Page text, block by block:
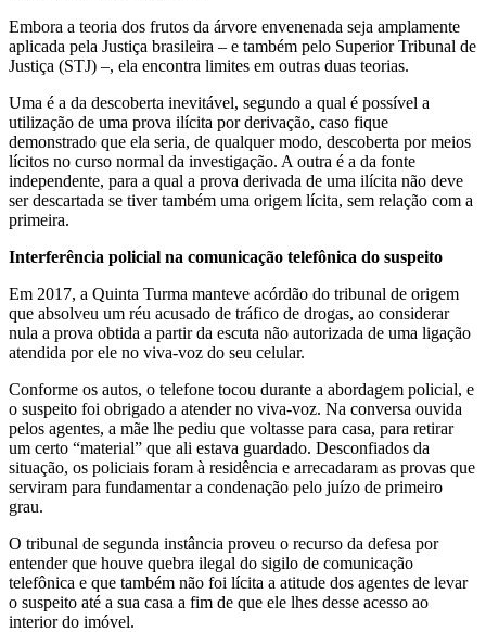
Embora a teoria dos frutos da árvore envenenada seja amplamente
aplicada pela Justiça brasileira – e também pelo Superior Tribunal de
Justiça (STJ) –, ela encontra limites em outras duas teorias.
Uma é a da descoberta inevitável, segundo a qual é possível a
utilização de uma prova ilícita por derivação, caso fique
demonstrado que ela seria, de qualquer modo, descoberta por meios
lícitos no curso normal da investigação. A outra é a da fonte
independente, para a qual a prova derivada de uma ilícita não deve
ser descartada se tiver também uma origem lícita, sem relação com a
primeira.
Interferência policial na comunicação telefônica do suspeito
Em 2017, a Quinta Turma manteve acórdão do tribunal de origem
que absolveu um réu acusado de tráfico de drogas, ao considerar
nula a prova obtida a partir da escuta não autorizada de uma ligação
atendida por ele no viva-voz do seu celular.
Conforme os autos, o telefone tocou durante a abordagem policial, e
o suspeito foi obrigado a atender no viva-voz. Na conversa ouvida
pelos agentes, a mãe lhe pediu que voltasse para casa, para retirar
um certo “material” que ali estava guardado. Desconfiados da
situação, os policiais foram à residência e arrecadaram as provas que
serviram para fundamentar a condenação pelo juízo de primeiro
grau.
O tribunal de segunda instância proveu o recurso da defesa por
entender que houve quebra ilegal do sigilo de comunicação
telefônica e que também não foi lícita a atitude dos agentes de levar
o suspeito até a sua casa a fim de que ele lhes desse acesso ao
interior do imóvel.